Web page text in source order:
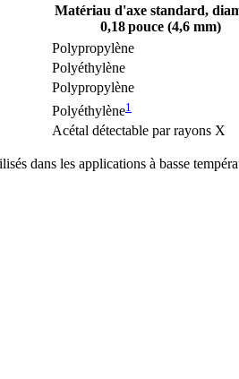
Matériau d'axe standard,
0,18 pouce (4,6 mm)
Polypropylène
Polyéthylène
Polypropylène
Polyéthylène1
Acétal détectable par rayons X
dans les applications à basse